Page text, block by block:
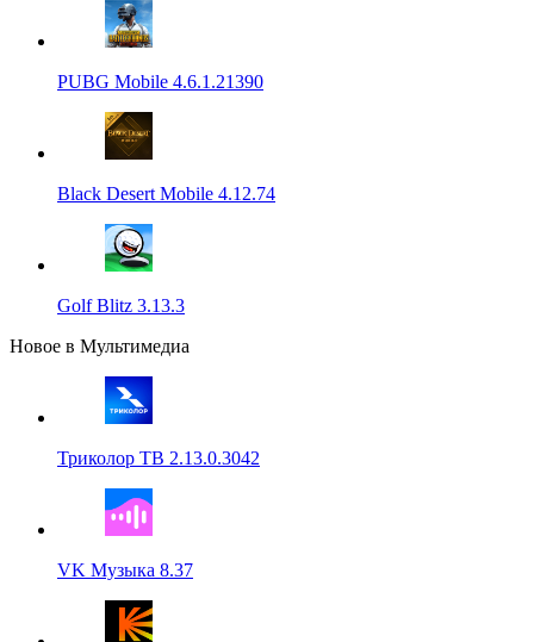
PUBG Mobile 4.6.1.21390
Black Desert Mobile 4.12.74
Golf Blitz 3.13.3
Новое в Мультимедиа
Триколор ТВ 2.13.0.3042
VK Музыка 8.37